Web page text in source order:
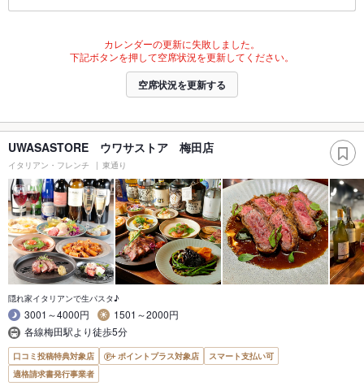
カレンダーの更新に失敗しました。
下記ボタンを押して空席状況を更新してください。
空席状況を更新する
UWASASTORE ウワサストア 梅田店
イタリアン・フレンチ 東通り
隠れ家イタリアンで生パスタ♪
3001～4000円
1501～2000円
各線梅田駅より徒歩5分
口コミ投稿特典対象店 ポイントプラス対象店
スマート支払い可
適格請求書発行事業者